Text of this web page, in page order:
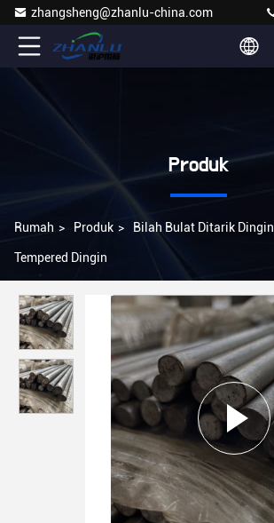
zhangsheng@zhanlu-china.com
Produk
Rumah > Produk > Bilah Bulat Ditarik Dingin
Tempered Dingin